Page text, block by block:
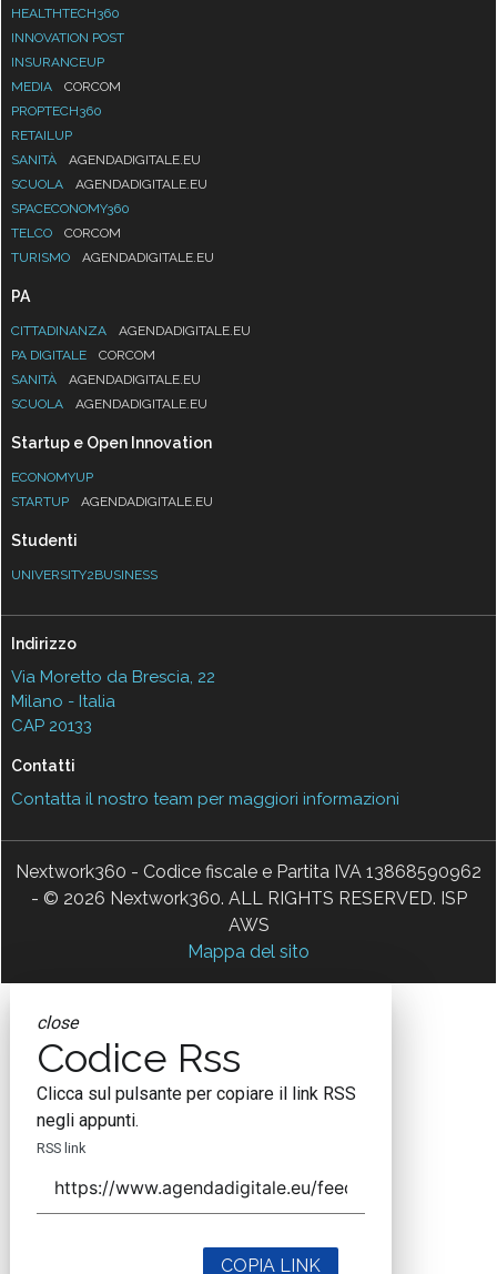
HEALTHTECH360
INNOVATION POST
INSURANCEUP
MEDIA
CORCOM
PROPTECH360
RETAILUP
SANITÀ
AGENDADIGITALE.EU
SCUOLA
AGENDADIGITALE.EU
SPACECONOMY360
TELCO
CORCOM
TURISMO
AGENDADIGITALE.EU
PA
CITTADINANZA
AGENDADIGITALE.EU
PA DIGITALE
CORCOM
SANITÀ
AGENDADIGITALE.EU
SCUOLA
AGENDADIGITALE.EU
Startup e Open Innovation
ECONOMYUP
STARTUP
AGENDADIGITALE.EU
Studenti
UNIVERSITY2BUSINESS
Indirizzo
Via Moretto da Brescia, 22
Milano - Italia
CAP 20133
Contatti
Contatta il nostro team per maggiori informazioni
Nextwork360 - Codice fiscale e Partita IVA 13868590962
- © 2026 Nextwork360. ALL RIGHTS RESERVED. ISP
AWS
Mappa del sito
close
Codice Rss
Clicca sul pulsante per copiare il link RSS
negli appunti.
RSS link
COPIA LINK